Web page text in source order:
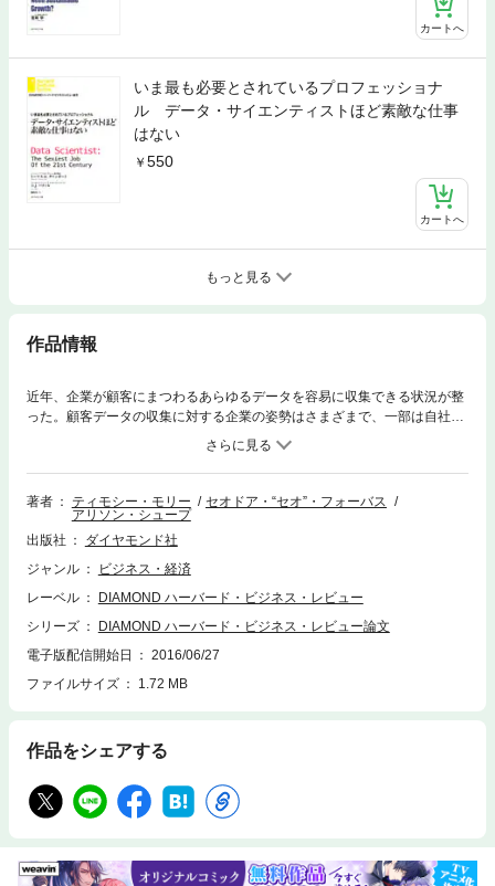
カートへ
いま最も必要とされているプロフェッショナ
ル データ・サイエンティストほど素敵な仕事
はない
550
カートへ
もっと見る
作品情報
近年、企業が顧客にまつわるあらゆるデータを容易に収集できる状況が整
った。顧客データの収集に対する企業の姿勢はさまざまで、一部は自社の
データ活用プロセスを情報開示しているが、多くは消費者に何も知らせて
いない。そのため企業の情報収集に対して何らかの不安を抱く人は多い。
本書では、企業が顧客データを収集する際のカギとなる信頼をいかに構築
するか、そして情報に対する対価をどのように考えるべきかを論じてい
く。＊『DIAMONDハーバード・ビジネス・レビュー（2015年09月号）』
に掲載された記事を電子書籍化したものです。
著者 ティモシー・モリー
セオドア・“セオ”・フォーバス
アリソン・シュープ
出版社
ダイヤモンド社
ジャンル
ビジネス・経済
レーベル
DIAMOND ハーバード・ビジネス・レビュー
シリーズ
DIAMOND ハーバード・ビジネス・レビュー論文
電子版配信開始日
2016/06/27
ファイルサイズ
1.72 MB
作品をシェアする